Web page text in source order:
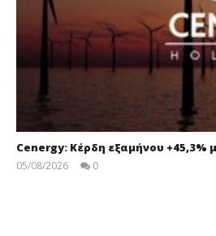
Cenergy: Κέρδη εξαμήνου +45,3%
05/08/2026 0